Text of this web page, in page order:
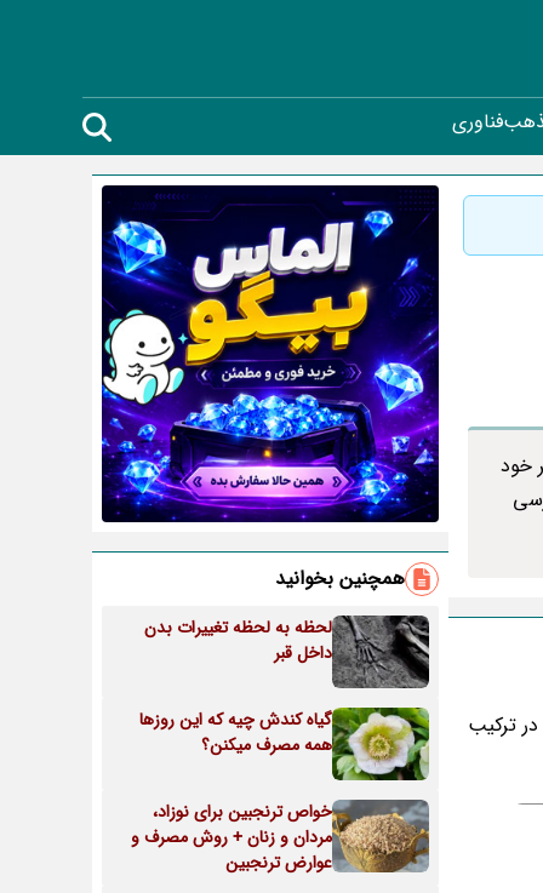
فناوری
خود
ترکیب
همچنین بخوانید
لحظه به لحظه تغییرات بدن
داخل قبر
گیاه کندش چیه که این روزها
همه مصرف میکنن؟
خواص ترنجبین برای نوزاد،
مردان و زنان + روش مصرف و
عوارض ترنجبین